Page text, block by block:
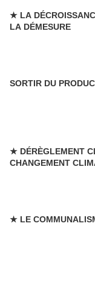
★ LA
LA DÉMESURE
SORTIR DU
★ DÉRÈGLEMENT
CHANGEMENT
★ LE